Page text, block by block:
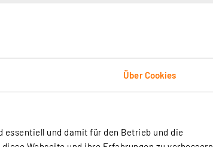
Über Cookies
essentiell und damit für den Betrieb und die